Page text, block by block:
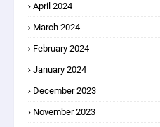
April 2024
March 2024
February 2024
January 2024
December 2023
November 2023